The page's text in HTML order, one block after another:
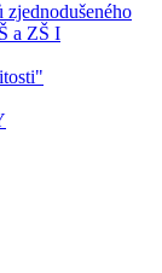
a ZŠ I